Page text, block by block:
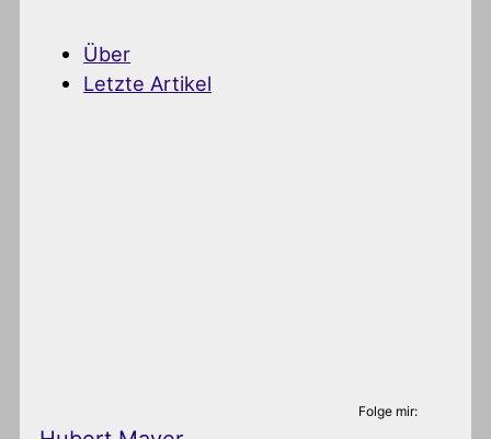
Über
Letzte Artikel
Folge mir: